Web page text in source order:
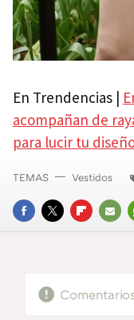
En Trendencias |
acompañan de
para lucir tu
FACEBOOK
TWITTERFLIPBOARD
E-
TEMAS Vestidos